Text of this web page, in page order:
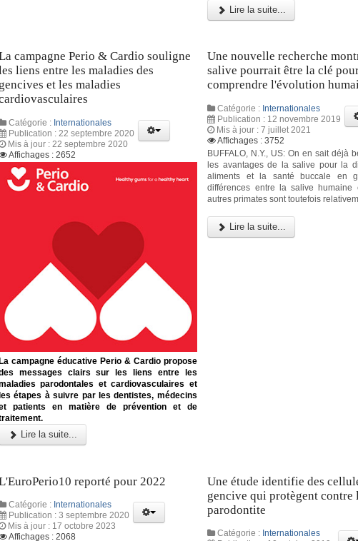
Lire la suite...
campagne Perio & Cardio souligne
liens entre les maladies des
gencives et les maladies
Catégorie : Internationales
Publication : 22 septembre 2020
Mis à jour : 22 septembre 2020
Affichages : 2652
La campagne éducative Perio & Cardio propose
messages clairs sur les liens entre les
parodontales et cardiovasculaires et
les étapes à suivre par les dentistes, médecins
patients en matière de prévention et de
Lire la suite...
Une nouvelle recherche
salive pourrait être la clé
comprendre l'évolution
Catégorie : Internationales
Publication : 12 novembre 2019
Mis à jour : 7 juillet 2021
Affichages : 3752
BUFFALO, N.Y., US: On en sait déjà
les avantages de la salive pour la
aliments et la santé buccale en
différences entre la salive humaine
autres primates sont toutefois
Lire la suite...
reporté pour 2022
Catégorie : Internationales
Publication : 3 septembre 2020
Mis à jour : 17 octobre 2023
Affichages : 2068
Une étude identifie des
gencive qui protègent contre
parodontite
Catégorie : Internationales